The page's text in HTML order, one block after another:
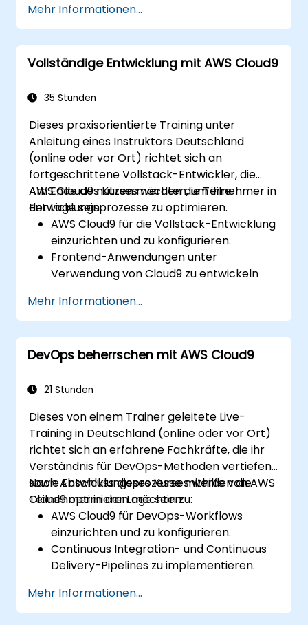
Die Analyse sowie Interpretation von
Audit-Ergebnissen stellen für sie kein
Problem dar.
Auch die Umsetzung der festgestellten
Schwierigkeiten mehr.
Mehr Informationen...
Vollständige Entwicklung mit AWS Cloud9
35 Stunden
Dieses praxisorientierte Training unter
Anleitung eines Instruktors Deutschland
(online oder vor Ort) richtet sich an
fortgeschrittene Vollstack-Entwickler, die
AWS Cloud9 nutzen möchten, um ihre
Entwicklungsprozesse zu optimieren.
Am Ende des Kurses werden die Teilnehmer in
der Lage sein:
AWS Cloud9 für die Vollstack-Entwicklung
einzurichten und zu konfigurieren.
Frontend-Anwendungen unter
Verwendung von Cloud9 zu entwickeln
Backend-Dienste mithilfe von AWS
Cloud9 zu erstellen und bereitzustellen.
Cloud9 mit anderen AWS-Diensten zur
Erstellung komplexer Systeme zu
In einer cloudbasierten
Teammitgliedern zusammenzuarbeiten.
Mehr Informationen...
DevOps beherrschen mit AWS Cloud9
21 Stunden
Dieses von einem Trainer geleitete Live-
Training in Deutschland (online oder vor Ort)
richtet sich an erfahrene Fachkräfte, die ihr
Verständnis für DevOps-Methoden vertiefen
sowie Entwicklungsprozesse mithilfe von AWS
Cloud9 optimieren möchten.
Nach Abschluss dieses Kurses werden die
Teilnehmer in der Lage sein zu:
AWS Cloud9 für DevOps-Workflows
einzurichten und zu konfigurieren.
Continuous Integration- und Continuous
Delivery-Pipelines zu implementieren.
Bereitstellungsprozesse mit AWS Cloud9
zu automatisieren.
Mehr Informationen...